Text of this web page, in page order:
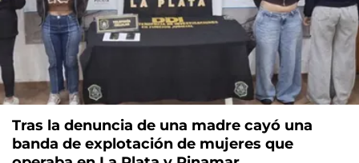
Tras la denuncia de una madre cayó una
banda de explotación de mujeres que